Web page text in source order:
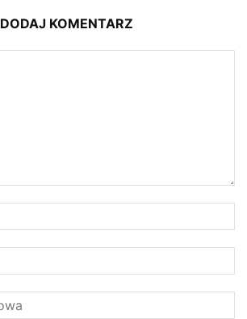
DODAJ KOMENTARZ